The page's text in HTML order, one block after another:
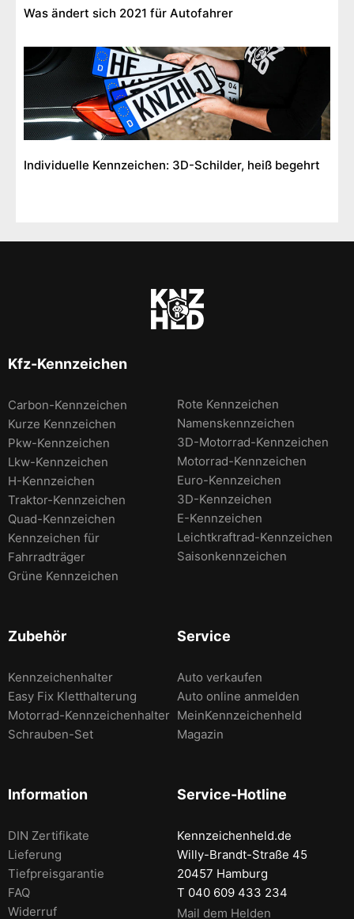
Was ändert sich 2021 für Autofahrer
Individuelle Kennzeichen: 3D-Schilder, heiß begehrt
Kfz-Kennzeichen
Carbon-Kennzeichen
Kurze Kennzeichen
Pkw-Kennzeichen
Lkw-Kennzeichen
H-Kennzeichen
Traktor-Kennzeichen
Quad-Kennzeichen
Kennzeichen für
Fahrradträger
Grüne Kennzeichen
Rote Kennzeichen
Namenskennzeichen
3D-Motorrad-Kennzeichen
Motorrad-Kennzeichen
Euro-Kennzeichen
3D-Kennzeichen
E-Kennzeichen
Leichtkraftrad-Kennzeichen
Saisonkennzeichen
Zubehör
Kennzeichenhalter
Easy Fix Kletthalterung
Motorrad-Kennzeichenhalter
Schrauben-Set
Service
Auto verkaufen
Auto online anmelden
MeinKennzeichenheld
Magazin
Information
DIN Zertifikate
Lieferung
Tiefpreisgarantie
FAQ
Widerruf
Service-Hotline
Kennzeichenheld.de
Willy-Brandt-Straße 45
20457 Hamburg
T 040 609 433 234
Mail dem Helden